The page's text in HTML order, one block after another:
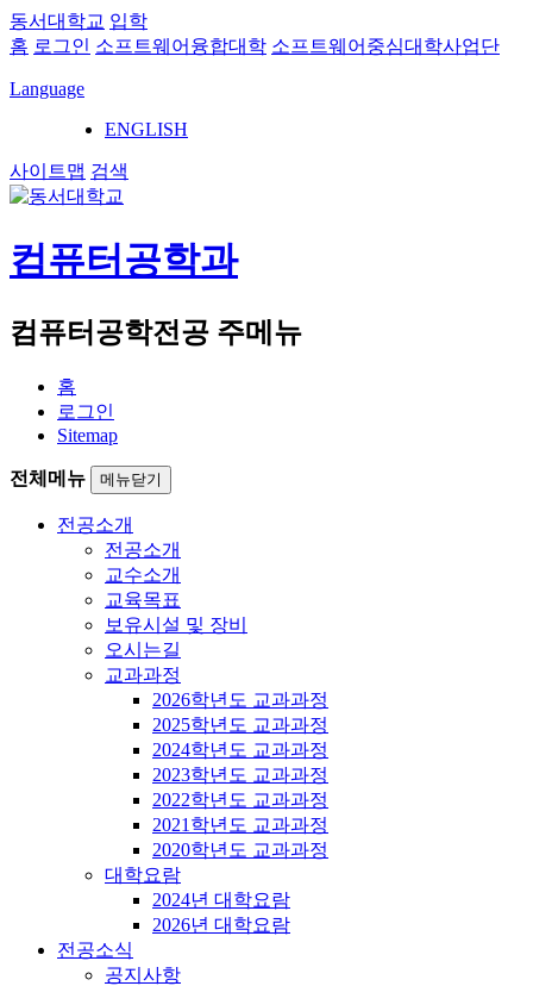
동서대학교 입학
홈 로그인 소프트웨어융합대학 소프트웨어중심대학사업단
Language
ENGLISH
사이트맵 검색
컴퓨터공학과
컴퓨터공학전공 주메뉴
홈
로그인
Sitemap
전체메뉴 메뉴닫기
전공소개
전공소개
교수소개
교육목표
보유시설 및 장비
오시는길
교과과정
2026학년도 교과과정
2025학년도 교과과정
2024학년도 교과과정
2023학년도 교과과정
2022학년도 교과과정
2021학년도 교과과정
2020학년도 교과과정
대학요람
2024년 대학요람
2026년 대학요람
전공소식
공지사항